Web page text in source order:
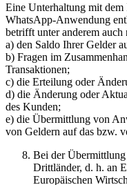
Eine Unterhaltung mit
WhatsApp-Anwendung
betrifft unter anderem auch
a) den Saldo Ihrer Gelder
b) Fragen im
Transaktionen;
c) die Erteilung oder
d) die Änderung oder
des Kunden;
e) die Übermittlung von
von Geldern auf das bzw.
Bei der Übermittlung
Drittländer, d. h. an
Europäischen